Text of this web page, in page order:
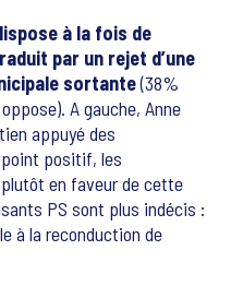
à la fois de
par un rejet d’une
sortante(38%
A gauche, Anne
appuyé des
positif, les
en faveur de cette
PS sont plus indécis :
à la reconduction de